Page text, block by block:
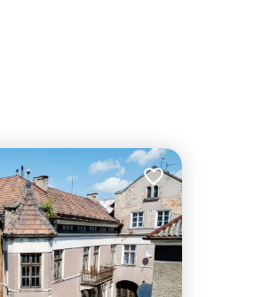
Dodaj do ulubionych